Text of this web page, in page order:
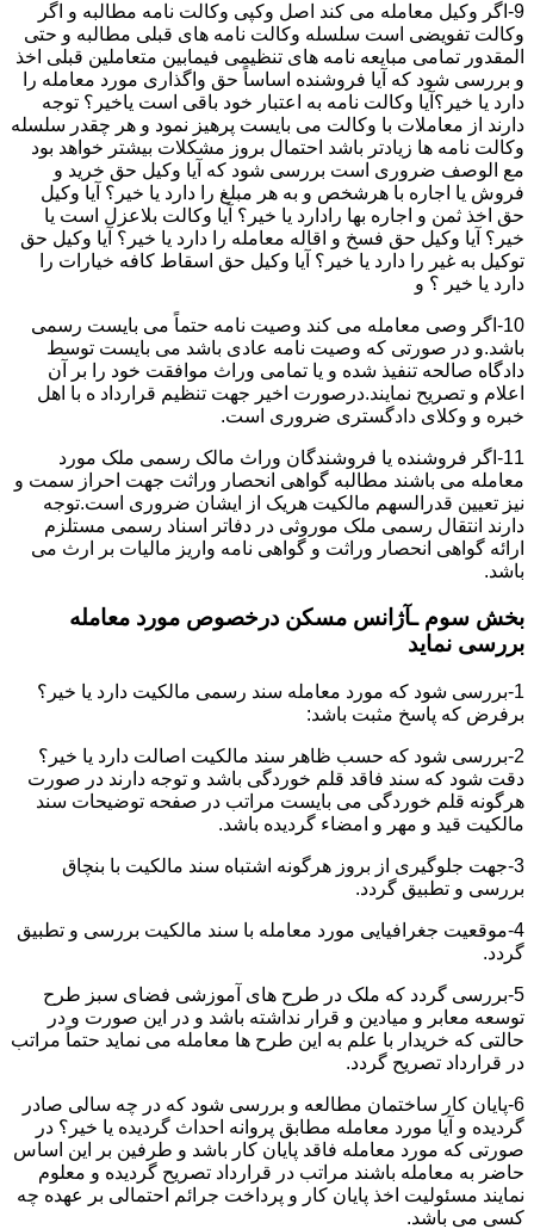
9-اگر وکیل معامله می کند اصل وکپی وکالت نامه مطالبه و اگر
وکالت تفویضی است سلسله وکالت نامه های قبلی مطالبه و حتی
المقدور تمامی مبایعه نامه های تنظیمی فیمابین متعاملین قبلی اخذ
و بررسی شود که آیا فروشنده اساساً حق واگذاری مورد معامله را
دارد یا خیر؟آیا وکالت نامه به اعتبار خود باقی است یاخیر؟ توجه
دارند از معاملات با وکالت می بایست پرهیز نمود و هر چقدر سلسله
وکالت نامه ها زیادتر باشد احتمال بروز مشکلات بیشتر خواهد بود
مع الوصف ضروری است بررسی شود که آیا وکیل حق خرید و
فروش یا اجاره با هرشخص و به هر مبلغ را دارد یا خیر؟ آیا وکیل
حق اخذ ثمن و اجاره بها رادارد یا خیر؟ آیا وکالت بلاعزل است یا
خیر؟ آیا وکیل حق فسخ و اقاله معامله را دارد یا خیر؟ آیا وکیل حق
توکیل به غیر را دارد یا خیر؟ آیا وکیل حق اسقاط کافه خیارات را
دارد یا خیر ؟ و
10-اگر وصی معامله می کند وصیت نامه حتماً می بایست رسمی
باشد.و در صورتی که وصیت نامه عادی باشد می بایست توسط
دادگاه صالحه تنفیذ شده و یا تمامی وراث موافقت خود را بر آن
اعلام و تصریح نمایند.درصورت اخیر جهت تنظیم قرارداد ه با اهل
خبره و وکلای دادگستری ضروری است.
11-اگر فروشنده یا فروشندگان وراث مالک رسمی ملک مورد
معامله می باشند مطالبه گواهی انحصار وراثت جهت احراز سمت و
نیز تعیین قدرالسهم مالکیت هریک از ایشان ضروری است.توجه
دارند انتقال رسمی ملک موروثی در دفاتر اسناد رسمی مستلزم
ارائه گواهی انحصار وراثت و گواهی نامه واریز مالیات بر ارث می
باشد.
بخش سوم ـآژانس مسکن درخصوص مورد معامله
بررسی نماید
1-بررسی شود که مورد معامله سند رسمی مالکیت دارد یا خیر؟
برفرض که پاسخ مثبت باشد:
2-بررسی شود که حسب ظاهر سند مالکیت اصالت دارد یا خیر؟
دقت شود که سند فاقد قلم خوردگی باشد و توجه دارند در صورت
هرگونه قلم خوردگی می بایست مراتب در صفحه توضیحات سند
مالکیت قید و مهر و امضاء گردیده باشد.
3-جهت جلوگیری از بروز هرگونه اشتباه سند مالکیت با بنچاق
بررسی و تطبیق گردد.
4-موقعیت جغرافیایی مورد معامله با سند مالکیت بررسی و تطبیق
گردد.
5-بررسی گردد که ملک در طرح های آموزشی فضای سبز طرح
توسعه معابر و میادین و قرار نداشته باشد و در این صورت و در
حالتی که خریدار با علم به این طرح ها معامله می نماید حتماً مراتب
در قرارداد تصریح گردد.
6-پایان کار ساختمان مطالعه و بررسی شود که در چه سالی صادر
گردیده و آیا مورد معامله مطابق پروانه احداث گردیده یا خیر؟ در
صورتی که مورد معامله فاقد پایان کار باشد و طرفین بر این اساس
حاضر به معامله باشند مراتب در قرارداد تصریح گردیده و معلوم
نمایند مسئولیت اخذ پایان کار و پرداخت جرائم احتمالی بر عهده چه
کسی می باشد.